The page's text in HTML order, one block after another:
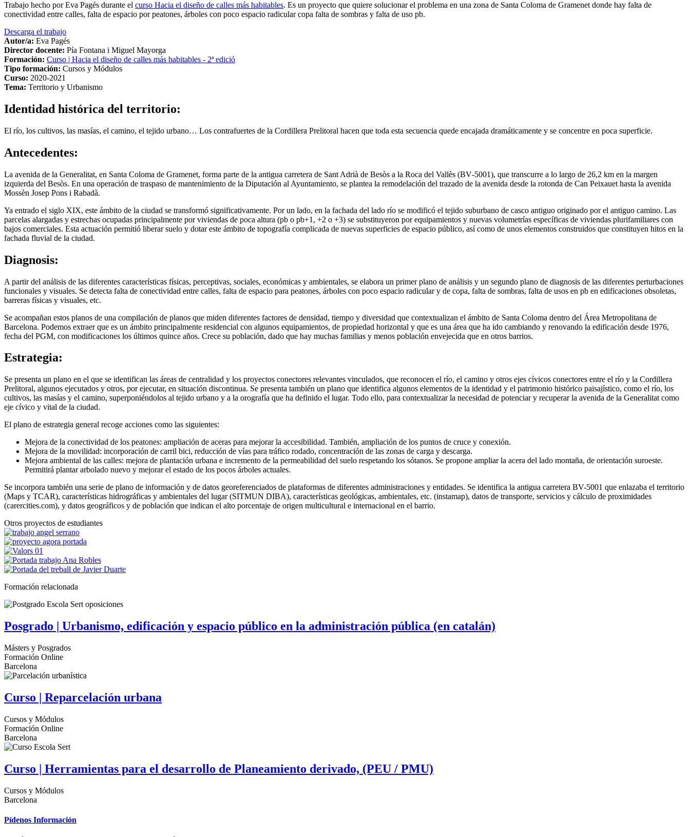
Trabajo hecho por Eva Pagés durante el curso Hacia el diseño de calles más habitables. Es un proyecto que quiere solucionar el problema en una zona de Santa Coloma de Gramenet donde hay falta de
conectividad entre calles, falta de espacio por peatones, árboles con poco espacio radicular copa falta de sombras y falta de uso pb.
Descarga el trabajo
Autor/a: Eva Pagés
Director docente: Pía Fontana i Miguel Mayorga
Formación: Curso | Hacia el diseño de calles más habitables - 2ª edició
Tipo formación: Cursos y Módulos
Curso: 2020-2021
Tema: Territorio y Urbanismo
Identidad histórica del territorio:
El río, los cultivos, las masías, el camino, el tejido urbano… Los contrafuertes de la Cordillera Prelitoral hacen que toda esta secuencia quede encajada dramáticamente y se concentre en poca superficie.
Antecedentes:
La avenida de la Generalitat, en Santa Coloma de Gramenet, forma parte de la antigua carretera de Sant Adrià de Besòs a la Roca del Vallès (BV‐5001), que transcurre a lo largo de 26,2 km en la margen
izquierda del Besòs. En una operación de traspaso de mantenimiento de la Diputación al Ayuntamiento, se plantea la remodelación del trazado de la avenida desde la rotonda de Can Peixauet hasta la avenida
Mossèn Josep Pons i Rabadà.
Ya entrado el siglo XIX, este ámbito de la ciudad se transformó significativamente. Por un lado, en la fachada del lado río se modificó el tejido suburbano de casco antiguo originado por el antiguo camino. Las
parcelas alargadas y estrechas ocupadas principalmente por viviendas de poca altura (pb o pb+1, +2 o +3) se substituyeron por equipamientos y nuevas volumetrías específicas de viviendas plurifamiliares con
bajos comerciales. Esta actuación permitió liberar suelo y dotar este ámbito de topografía complicada de nuevas superficies de espacio público, así como de unos elementos construidos que constituyen hitos en la
fachada fluvial de la ciudad.
Diagnosis:
A partir del análisis de las diferentes características físicas, perceptivas, sociales, económicas y ambientales, se elabora un primer plano de análisis y un segundo plano de diagnosis de las diferentes perturbaciones
funcionales y visuales. Se detecta falta de conectividad entre calles, falta de espacio para peatones, árboles con poco espacio radicular y de copa, falta de sombras, falta de usos en pb en edificaciones obsoletas,
barreras físicas y visuales, etc.
Se acompañan estos planos de una compilación de planos que miden diferentes factores de densidad, tiempo y diversidad que contextualizan el ámbito de Santa Coloma dentro del Área Metropolitana de
Barcelona. Podemos extraer que es un ámbito principalmente residencial con algunos equipamientos, de propiedad horizontal y que es una área que ha ido cambiando y renovando la edificación desde 1976,
fecha del PGM, con modificaciones los últimos quince años. Crece su población, dado que hay muchas familias y menos población envejecida que en otros barrios.
Estrategia:
Se presenta un plano en el que se identifican las áreas de centralidad y los proyectos conectores relevantes vinculados, que reconocen el río, el camino y otros ejes cívicos conectores entre el río y la Cordillera
Prelitoral, algunos ejecutados y otros, por ejecutar, en situación discontinua. Se presenta también un plano que identifica algunos elementos de la identidad y el patrimonio histórico paisajístico, como el río, los
cultivos, las masías y el camino, superponiéndolos al tejido urbano y a la orografía que ha definido el lugar. Todo ello, para contextualizar la necesidad de potenciar y recuperar la avenida de la Generalitat como
eje cívico y vital de la ciudad.
El plano de estrategia general recoge acciones como las siguientes:
Mejora de la conectividad de los peatones: ampliación de aceras para mejorar la accesibilidad. También, ampliación de los puntos de cruce y conexión.
Mejora de la movilidad: incorporación de carril bici, reducción de vías para tráfico rodado, concentración de las zonas de carga y descarga.
Mejora ambiental de las calles: mejora de plantación urbana e incremento de la permeabilidad del suelo respetando los sótanos. Se propone ampliar la acera del lado montaña, de orientación suroeste.
Permitirá plantar arbolado nuevo y mejorar el estado de los pocos árboles actuales.
Se incorpora también una serie de plano de información y de datos georeferenciados de plataformas de diferentes administraciones y entidades. Se identifica la antigua carretera BV-5001 que enlazaba el territorio
(Maps y TCAR), características hidrográficas y ambientales del lugar (SITMUN DIBA), características geológicas, ambientales, etc. (instamap), datos de transporte, servicios y cálculo de proximidades
(carercities.com), y datos geográficos y de población que indican el alto porcentaje de origen multicultural e internacional en el barrio.
Otros proyectos de estudiantes
Formación relacionada
Posgrado | Urbanismo, edificación y espacio público en la administración pública (en catalán)
Másters y Posgrados
Formación Online
Barcelona
Curso | Reparcelación urbana
Cursos y Módulos
Formación Online
Barcelona
Curso | Herramientas para el desarrollo de Planeamiento derivado, (PEU / PMU)
Cursos y Módulos
Barcelona
Pídenos Información